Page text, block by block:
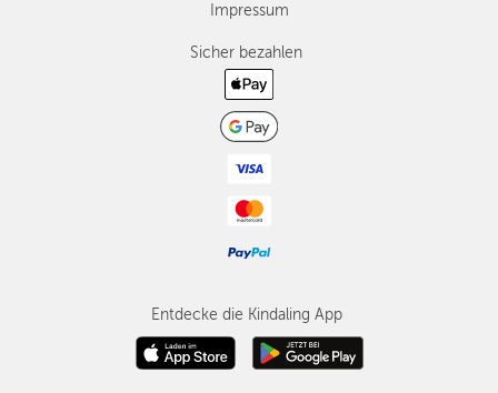
Impressum
Sicher bezahlen
Entdecke die Kindaling App